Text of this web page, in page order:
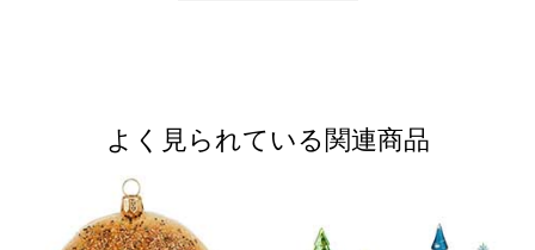
よく見られている関連商品